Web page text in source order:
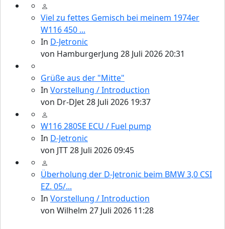
Viel zu fettes Gemisch bei meinem 1974er
W116 450 ...
In D-Jetronic
von HamburgerJung 28 Juli 2026 20:31
Grüße aus der "Mitte"
In Vorstellung / Introduction
von Dr-DJet28 Juli 2026 19:37
W116 280SE ECU / Fuel pump
In D-Jetronic
von JTT28 Juli 2026 09:45
Überholung der D-Jetronic beim BMW 3,0 CSI
EZ. 05/...
In Vorstellung / Introduction
von Wilhelm 27 Juli 2026 11:28